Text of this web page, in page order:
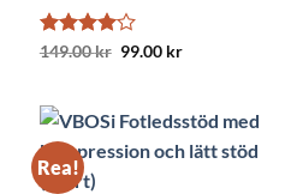
Betygsatt
149.00kr Det
149.00 kr.
99.00 krDet
99.00 kr.
Rea!